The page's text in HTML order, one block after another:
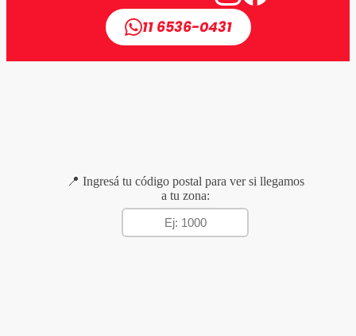
11 6536-0431
📍 Ingresá tu código postal para ver si llegamos
a tu zona: